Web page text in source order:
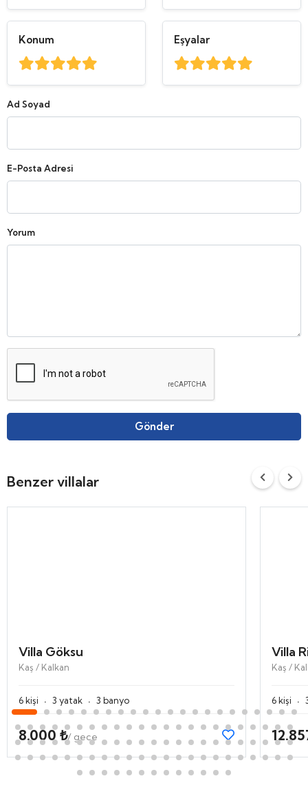
Konum Eşyalar
Ad Soyad
E-Posta Adresi
Yorum
Gönder
Benzer villalar
Villa Göksu
Kaş / Kalkan
6 kişi · 3 yatak · 3 banyo
8.000 ₺/ gece
Villa
Kaş /
6 kişi ·